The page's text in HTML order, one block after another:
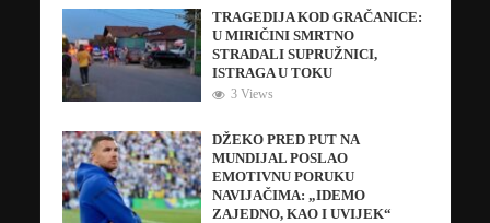
TRAGEDIJA KOD GRAČANICE:
U MIRIČINI SMRTNO
STRADALI SUPRUŽNICI,
ISTRAGA U TOKU
3 Views
DŽEKO PRED PUT NA
MUNDIJAL POSLAO
EMOTIVNU PORUKU
NAVIJAČIMA: „IDEMO
ZAJEDNO, KAO I UVIJEK“